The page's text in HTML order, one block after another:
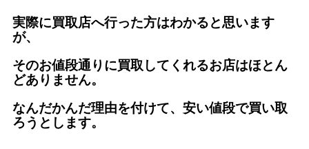
実際に買取店へ行った方はわかると思います
が、
そのお値段通りに買取してくれるお店はほとん
どありません。
なんだかんだ理由を付けて、安い値段で買い取
ろうとします。